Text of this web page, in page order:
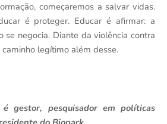
começaremos a salvar vidas.
é proteger. Educar é afirmar: a
se negocia. Diante da violência contra
legítimo além desse.
gestor, pesquisador em políticas